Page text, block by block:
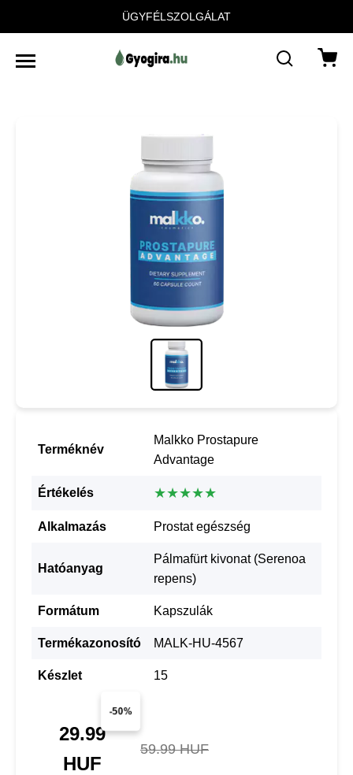
ÜGYFÉLSZOLGÁLAT
Terméknév
Malkko Prostapure
Advantage
Értékelés ★★★★★
Alkalmazás Prostat egészség
Hatóanyag
Pálmafürt kivonat (Serenoa
repens)
Formátum Kapszulák
Termékazonosító MALK-HU-4567
Készlet 15
-50%
29.99
HUF
59.99 HUF